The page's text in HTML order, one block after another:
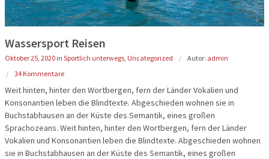
Flugreisen
Reisegutschein
Katalogbestellung
Reisebegleiter
Grundpakete & Zustiege
Wassersport Reisen
Oktober 25, 2020 in Sportlich unterwegs Uncategorized Autor: admin
34 Kommentare
Weit hinten, hinter den Wortbergen, fern der Länder Vokalien und
Konsonantien leben die Blindtexte. Abgeschieden wohnen sie in
Buchstabhausen an der Küste des Semantik, eines großen
Sprachozeans. Weit hinten, hinter den Wortbergen, fern der Länder
Vokalien und Konsonantien leben die Blindtexte. Abgeschieden wohnen
sie in Buchstabhausen an der Küste des Semantik, eines großen